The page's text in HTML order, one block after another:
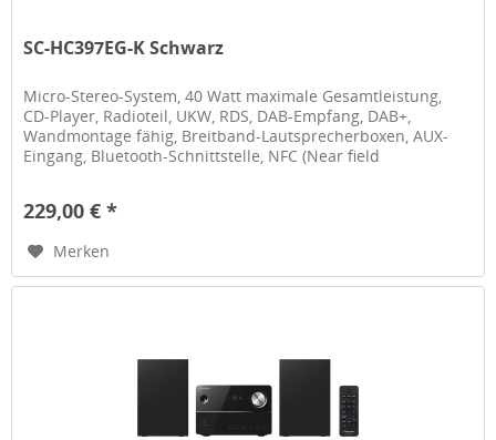
SC-HC397EG-K Schwarz
Micro-Stereo-System, 40 Watt maximale Gesamtleistung,
CD-Player, Radioteil, UKW, RDS, DAB-Empfang, DAB+,
Wandmontage fähig, Breitband-Lautsprecherboxen, AUX-
Eingang, Bluetooth-Schnittstelle, NFC (Near field
229,00 € *
Merken